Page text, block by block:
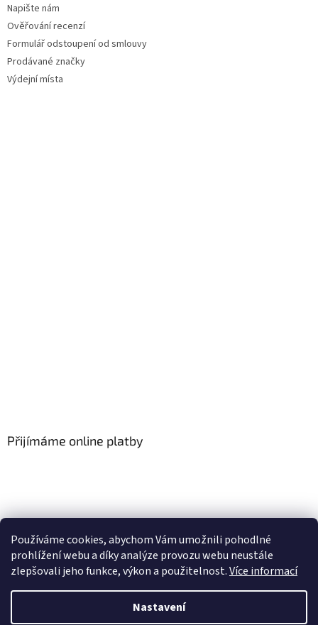
Používáme cookies, abychom Vám umožnili pohodlné
prohlížení webu a díky analýze provozu webu neustále
zlepšovali jeho funkce, výkon a použitelnost.Více informací
Nastavení
Napište nám
Ověřování recenzí
Formulář odstoupení od smlouvy
Prodávané značky
Výdejní místa
Přijímáme online platby
Vytvořil Shoptet